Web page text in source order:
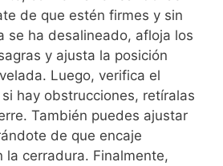
de que estén firmes y sin
se ha desalineado, afloja los
y ajusta la posición
Luego, verifica el
hay obstrucciones, retíralas
También puedes ajustar
de que encaje
la cerradura. Finalmente,